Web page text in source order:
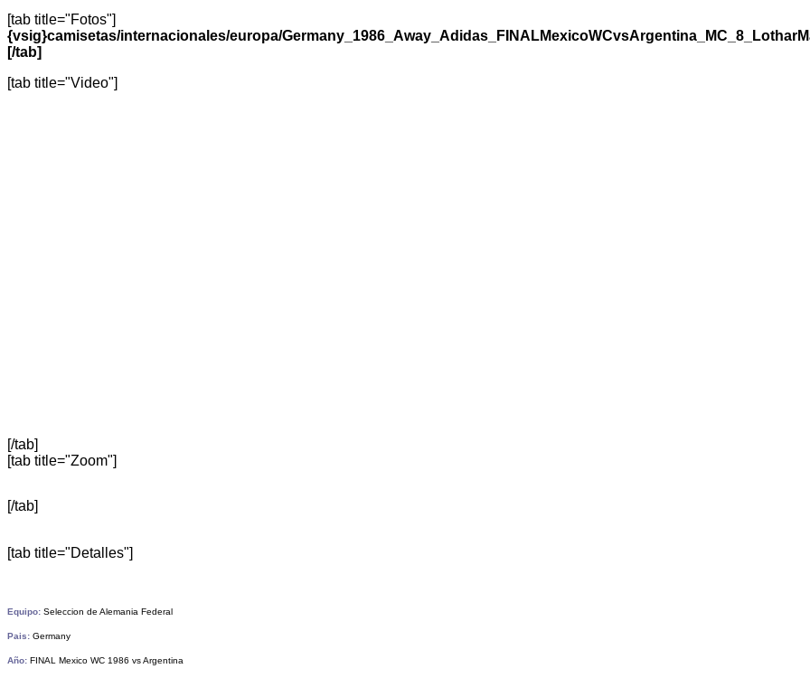
[tab title="Fotos"]
{vsig}camisetas/internacionales/europa/
[/tab]
[tab title="Video"]
[/tab]
[tab title="Zoom"]
[/tab]
[tab title="Detalles"]
Equipo: Seleccion de Alemania Federal
Pais: Germany
Año: FINAL Mexico WC 1986 vs Argentina